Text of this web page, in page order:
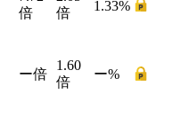
倍
倍
1.33%
ー倍
1.60
倍
ー%